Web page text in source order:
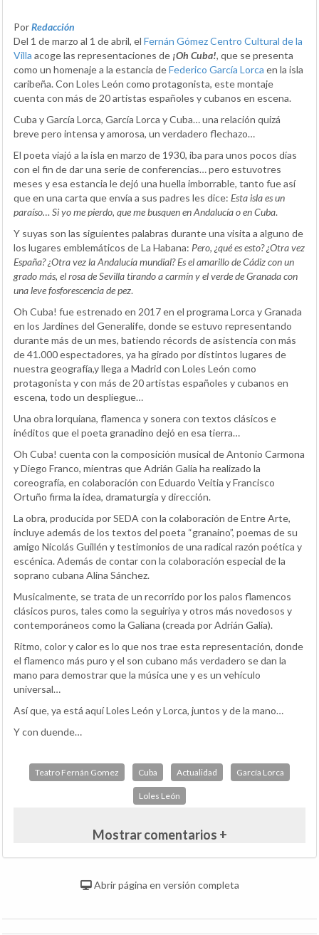
PorRedacción
Del 1 de marzo al 1 de abril, el Fernán Gómez Centro Cultural de la
Villa acoge las representaciones de ¡Oh Cuba!, que se presenta
como un homenaje a la estancia deFederico García Lorca en la isla
caribeña. Con Loles León como protagonista, este montaje
cuenta con más de 20 artistas españoles y cubanos en escena.
Cuba y García Lorca, García Lorca y Cuba… una relación quizá
breve pero intensa y amorosa, un verdadero flechazo…
El poeta viajó a la isla en marzo de 1930, iba para unos pocos días
con el fin de dar una serie de conferencias… pero estuvotres
meses y esa estancia le dejó una huella imborrable, tanto fue así
que en una carta que envía a sus padres les dice: Esta isla es un
paraíso… Si yo me pierdo, que me busquen en Andalucía o en Cuba.
Y suyas son las siguientes palabras durante una visita a alguno de
los lugares emblemáticos de La Habana: Pero, ¿qué es esto? ¿Otra vez
España? ¿Otra vez la Andalucía mundial? Es el amarillo de Cádiz con un
grado más, el rosa de Sevilla tirando a carmín y el verde de Granada con
una leve fosforescencia de pez.
Oh Cuba! fue estrenado en 2017 en el programa Lorca y Granada
en los Jardines del Generalife, donde se estuvo representando
durante más de un mes, batiendo récords de asistencia con más
de 41.000 espectadores, ya ha girado por distintos lugares de
nuestra geografía,y llega a Madrid con Loles León como
protagonista y con más de 20 artistas españoles y cubanos en
escena, todo un despliegue…
Una obra lorquiana, flamenca y sonera con textos clásicos e
inéditos que el poeta granadino dejó en esa tierra…
Oh Cuba! cuenta con la composición musical de Antonio Carmona
y Diego Franco, mientras que Adrián Galia ha realizado la
coreografía, en colaboración con Eduardo Veitia y Francisco
Ortuño firma la idea, dramaturgia y dirección.
La obra, producida por SEDA con la colaboración de Entre Arte,
incluye además de los textos del poeta “granaino”, poemas de su
amigo Nicolás Guillén y testimonios de una radical razón poética y
escénica. Además de contar con la colaboración especial de la
soprano cubana Alina Sánchez.
Musicalmente, se trata de un recorrido por los palos flamencos
clásicos puros, tales como la seguiriya y otros más novedosos y
contemporáneos como la Galiana (creada por Adrián Galia).
Ritmo, color y calor es lo que nos trae esta representación, donde
el flamenco más puro y el son cubano más verdadero se dan la
mano para demostrar que la música une y es un vehículo
universal…
Así que, ya está aquí Loles León y Lorca, juntos y de la mano…
Y con duende…
Teatro Fernán Gomez Cuba Actualidad García Lorca
Loles León
Mostrar comentarios +
Abrir página en versión completa